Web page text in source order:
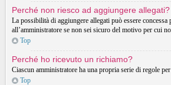
Perché non riesco ad aggiungere allegati?
La possibilità di aggiungere allegati può essere
all’amministratore se non sei sicuro del motivo per cui
Top
Perché ho ricevuto un richiamo?
Ciascun amministratore ha una propria serie di regole
Top